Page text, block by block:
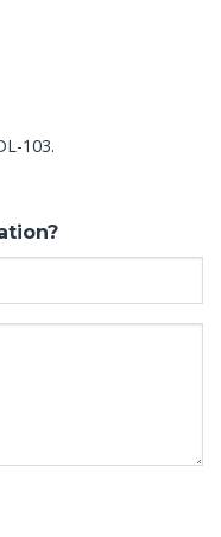
103.